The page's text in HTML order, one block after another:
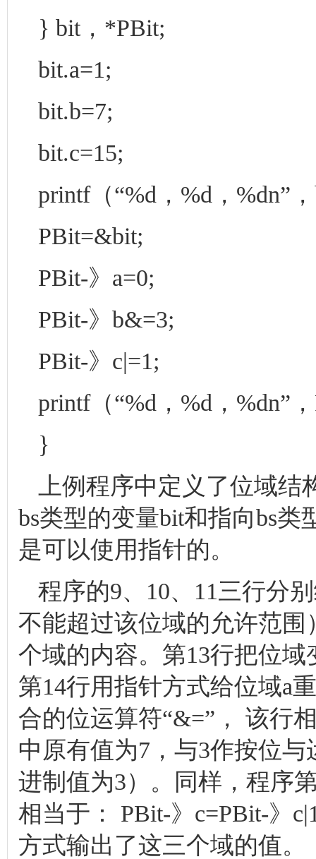
} bit，*PBit;
bit.a=1;
bit.b=7;
bit.c=15;
printf（“%d，%d，%dn”
PBit=&bit;
PBit-》a=0;
PBit-》b&=3;
PBit-》c|=1;
printf（“%d，%d，%dn”
}
上例程序中定义了位域结
bs类型的变量bit和指向bs
是可以使用指针的。
程序的9、10、11三行分
不能超过该位域的允许范
个域的内容。第13行把位
第14行用指针方式给位域a
合的位运算符“&=”， 该行
中原有值为7，与3作按位与
进制值为3）。同样，程序
相当于： PBit-》c=PBit-》
方式输出了这三个域的值。